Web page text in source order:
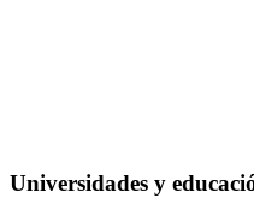
Universidades y